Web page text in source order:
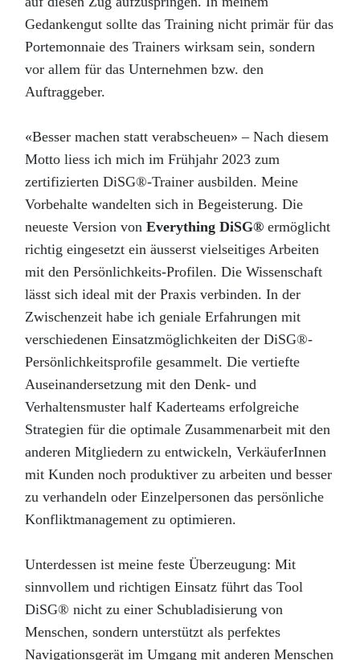
Gedankengut sollte das Training nicht primär für das
Portemonnaie des Trainers wirksam sein, sondern
vor allem für das Unternehmen bzw. den
Auftraggeber.
«Besser machen statt verabscheuen» – Nach diesem
Motto liess ich mich im Frühjahr 2023 zum
zertifizierten DiSG®-Trainer ausbilden. Meine
Vorbehalte wandelten sich in Begeisterung. Die
neueste Version vonEverything DiSG® ermöglicht
richtig eingesetzt ein äusserst vielseitiges Arbeiten
mit den Persönlichkeits-Profilen. Die Wissenschaft
lässt sich ideal mit der Praxis verbinden. In der
Zwischenzeit habe ich geniale Erfahrungen mit
verschiedenen Einsatzmöglichkeiten der DiSG®-
Persönlichkeitsprofile gesammelt. Die vertiefte
Auseinandersetzung mit den Denk- und
Verhaltensmuster half Kaderteams erfolgreiche
Strategien für die optimale Zusammenarbeit mit den
anderen Mitgliedern zu entwickeln, VerkäuferInnen
mit Kunden noch produktiver zu arbeiten und besser
zu verhandeln oder Einzelpersonen das persönliche
Konfliktmanagement zu optimieren.
Unterdessen ist meine feste Überzeugung: Mit
sinnvollem und richtigen Einsatz führt das Tool
DiSG® nicht zu einer Schubladisierung von
Menschen, sondern unterstützt als perfektes
Navigationsgerät im Umgang mit anderen Menschen